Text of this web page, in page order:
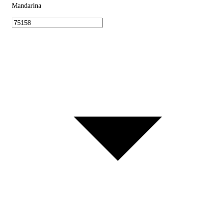
Mandarina